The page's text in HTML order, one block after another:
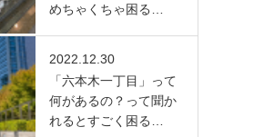
めちゃくちゃ困る…
2022.12.30
「六本木一丁目」って
何があるの？って聞か
れるとすごく困る…